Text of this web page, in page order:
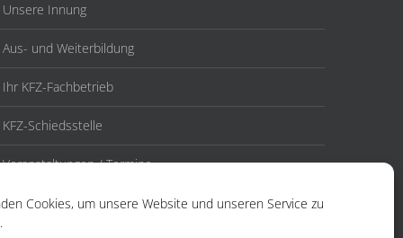
Cookies, um unsere Website und unseren Service zu
Unsere Innung
Aus- und Weiterbildung
Ihr KFZ-Fachbetrieb
KFZ-Schiedsstelle
Veranstaltungen / Termine
Aktuelles